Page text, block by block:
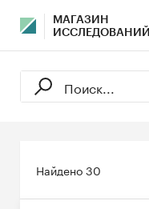
МАГАЗИН
ИССЛЕДОВАНИЙ
Найдено30